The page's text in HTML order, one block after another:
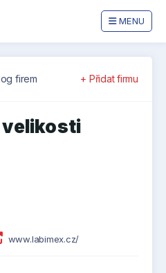
MENU
firem + Přidat firmu
www.labimex.cz/